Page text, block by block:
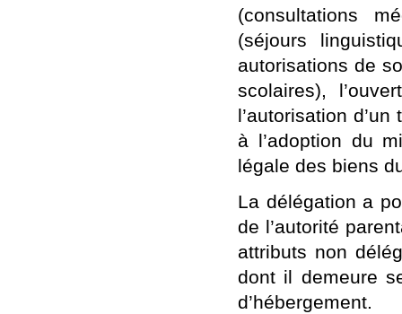
(consultations
(séjours
autorisations de
scolaires),
l’autorisation
à l’adoption du
légale des biens
La délégation a
de l’autorité
attributs non
dont il demeure
d’hébergement.